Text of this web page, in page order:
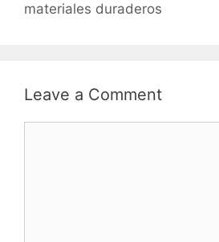
materiales duraderos
Leave a Comment